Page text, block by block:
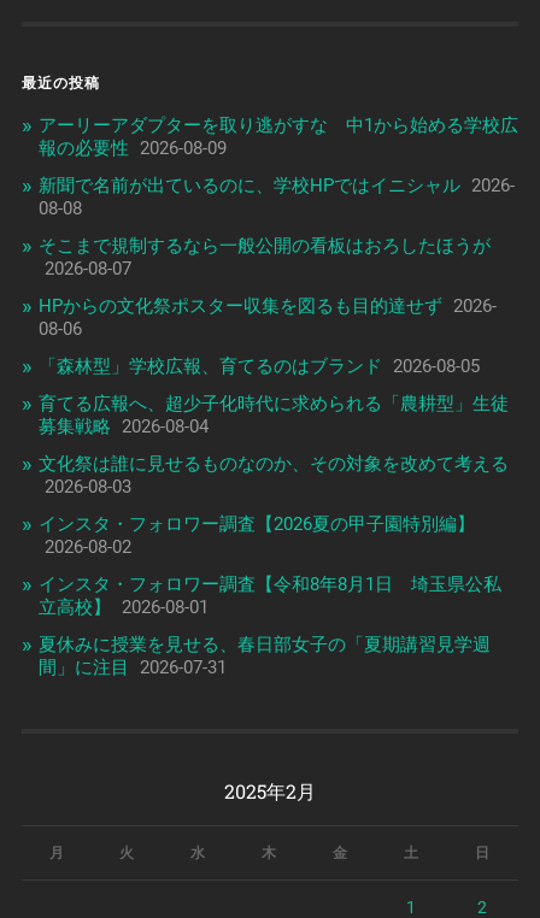
最近の投稿
アーリーアダプターを取り逃がすな 中1から始める学校広
報の必要性
2026-08-09
新聞で名前が出ているのに、学校HPではイニシャル 2026-
08-08
そこまで規制するなら一般公開の看板はおろしたほうが
2026-08-07
HPからの文化祭ポスター収集を図るも目的達せず 2026-
08-06
「森林型」学校広報、育てるのはブランド
2026-08-05
育てる広報へ、超少子化時代に求められる「農耕型」生徒
募集戦略
2026-08-04
文化祭は誰に見せるものなのか、その対象を改めて考える
2026-08-03
インスタ・フォロワー調査【2026夏の甲子園特別編】
2026-08-02
インスタ・フォロワー調査【令和8年8月1日 埼玉県公私
立高校】
2026-08-01
夏休みに授業を見せる、春日部女子の「夏期講習見学週
間」に注目
2026-07-31
2025年2月
月 火 水 木 金 土 日
1 2